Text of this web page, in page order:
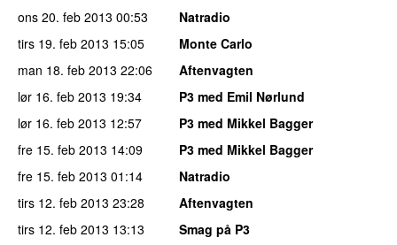
ons 20. feb 2013 00:53
Natradio
tirs 19. feb 2013 15:05
Monte Carlo
man 18. feb 2013 22:06
Aftenvagten
lør 16. feb 2013 19:34
P3 med Emil Nørlund
lør 16. feb 2013 12:57
P3 med Mikkel Bagger
fre 15. feb 2013 14:09
P3 med Mikkel Bagger
fre 15. feb 2013 01:14
Natradio
tirs 12. feb 2013 23:28
Aftenvagten
tirs 12. feb 2013 13:13
Smag på P3